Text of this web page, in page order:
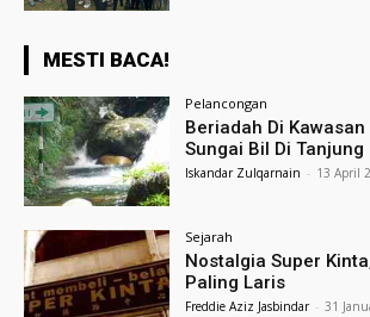
MESTI BACA!
Pelancongan
Beriadah Di
Sungai Bil Di Tanjung
Iskandar Zulqarnain - 13 April
Sejarah
Nostalgia Super
Paling Laris
Freddie Aziz Jasbindar - 31